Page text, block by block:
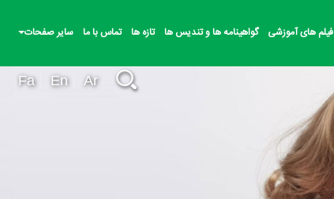
فیلم های آموزشی گواهینامه ها و تندیس ها تازه ها تماس با ما سایر صفحات
Fa En Ar